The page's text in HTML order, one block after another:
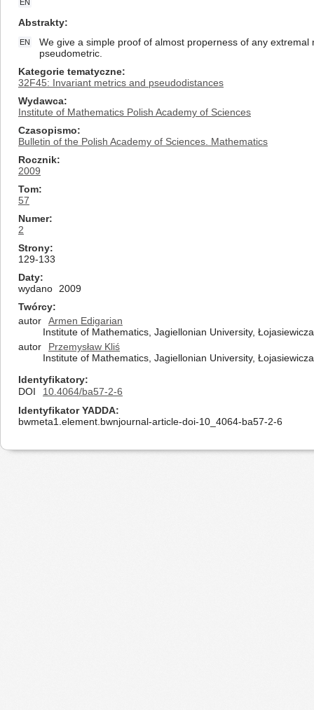
EN
Abstrakty
EN
We give a simple proof of almost properness of any
pseudometric.
Kategorie tematyczne
32F45: Invariant metrics and pseudodistances
Wydawca
Institute of Mathematics Polish Academy of Sciences
Czasopismo
Bulletin of the Polish Academy of Sciences. Mathematics
Rocznik
2009
Tom
57
Numer
2
Strony
129-133
Daty
wydano
2009
Twórcy
autor
Armen Edigarian
Institute of Mathematics, Jagiellonian University,
autor
Przemysław Kliś
Institute of Mathematics, Jagiellonian University,
Identyfikatory
DOI
10.4064/ba57-2-6
Identyfikator YADDA
bwmeta1.element.bwnjournal-article-doi-10_4064-ba57-2-6